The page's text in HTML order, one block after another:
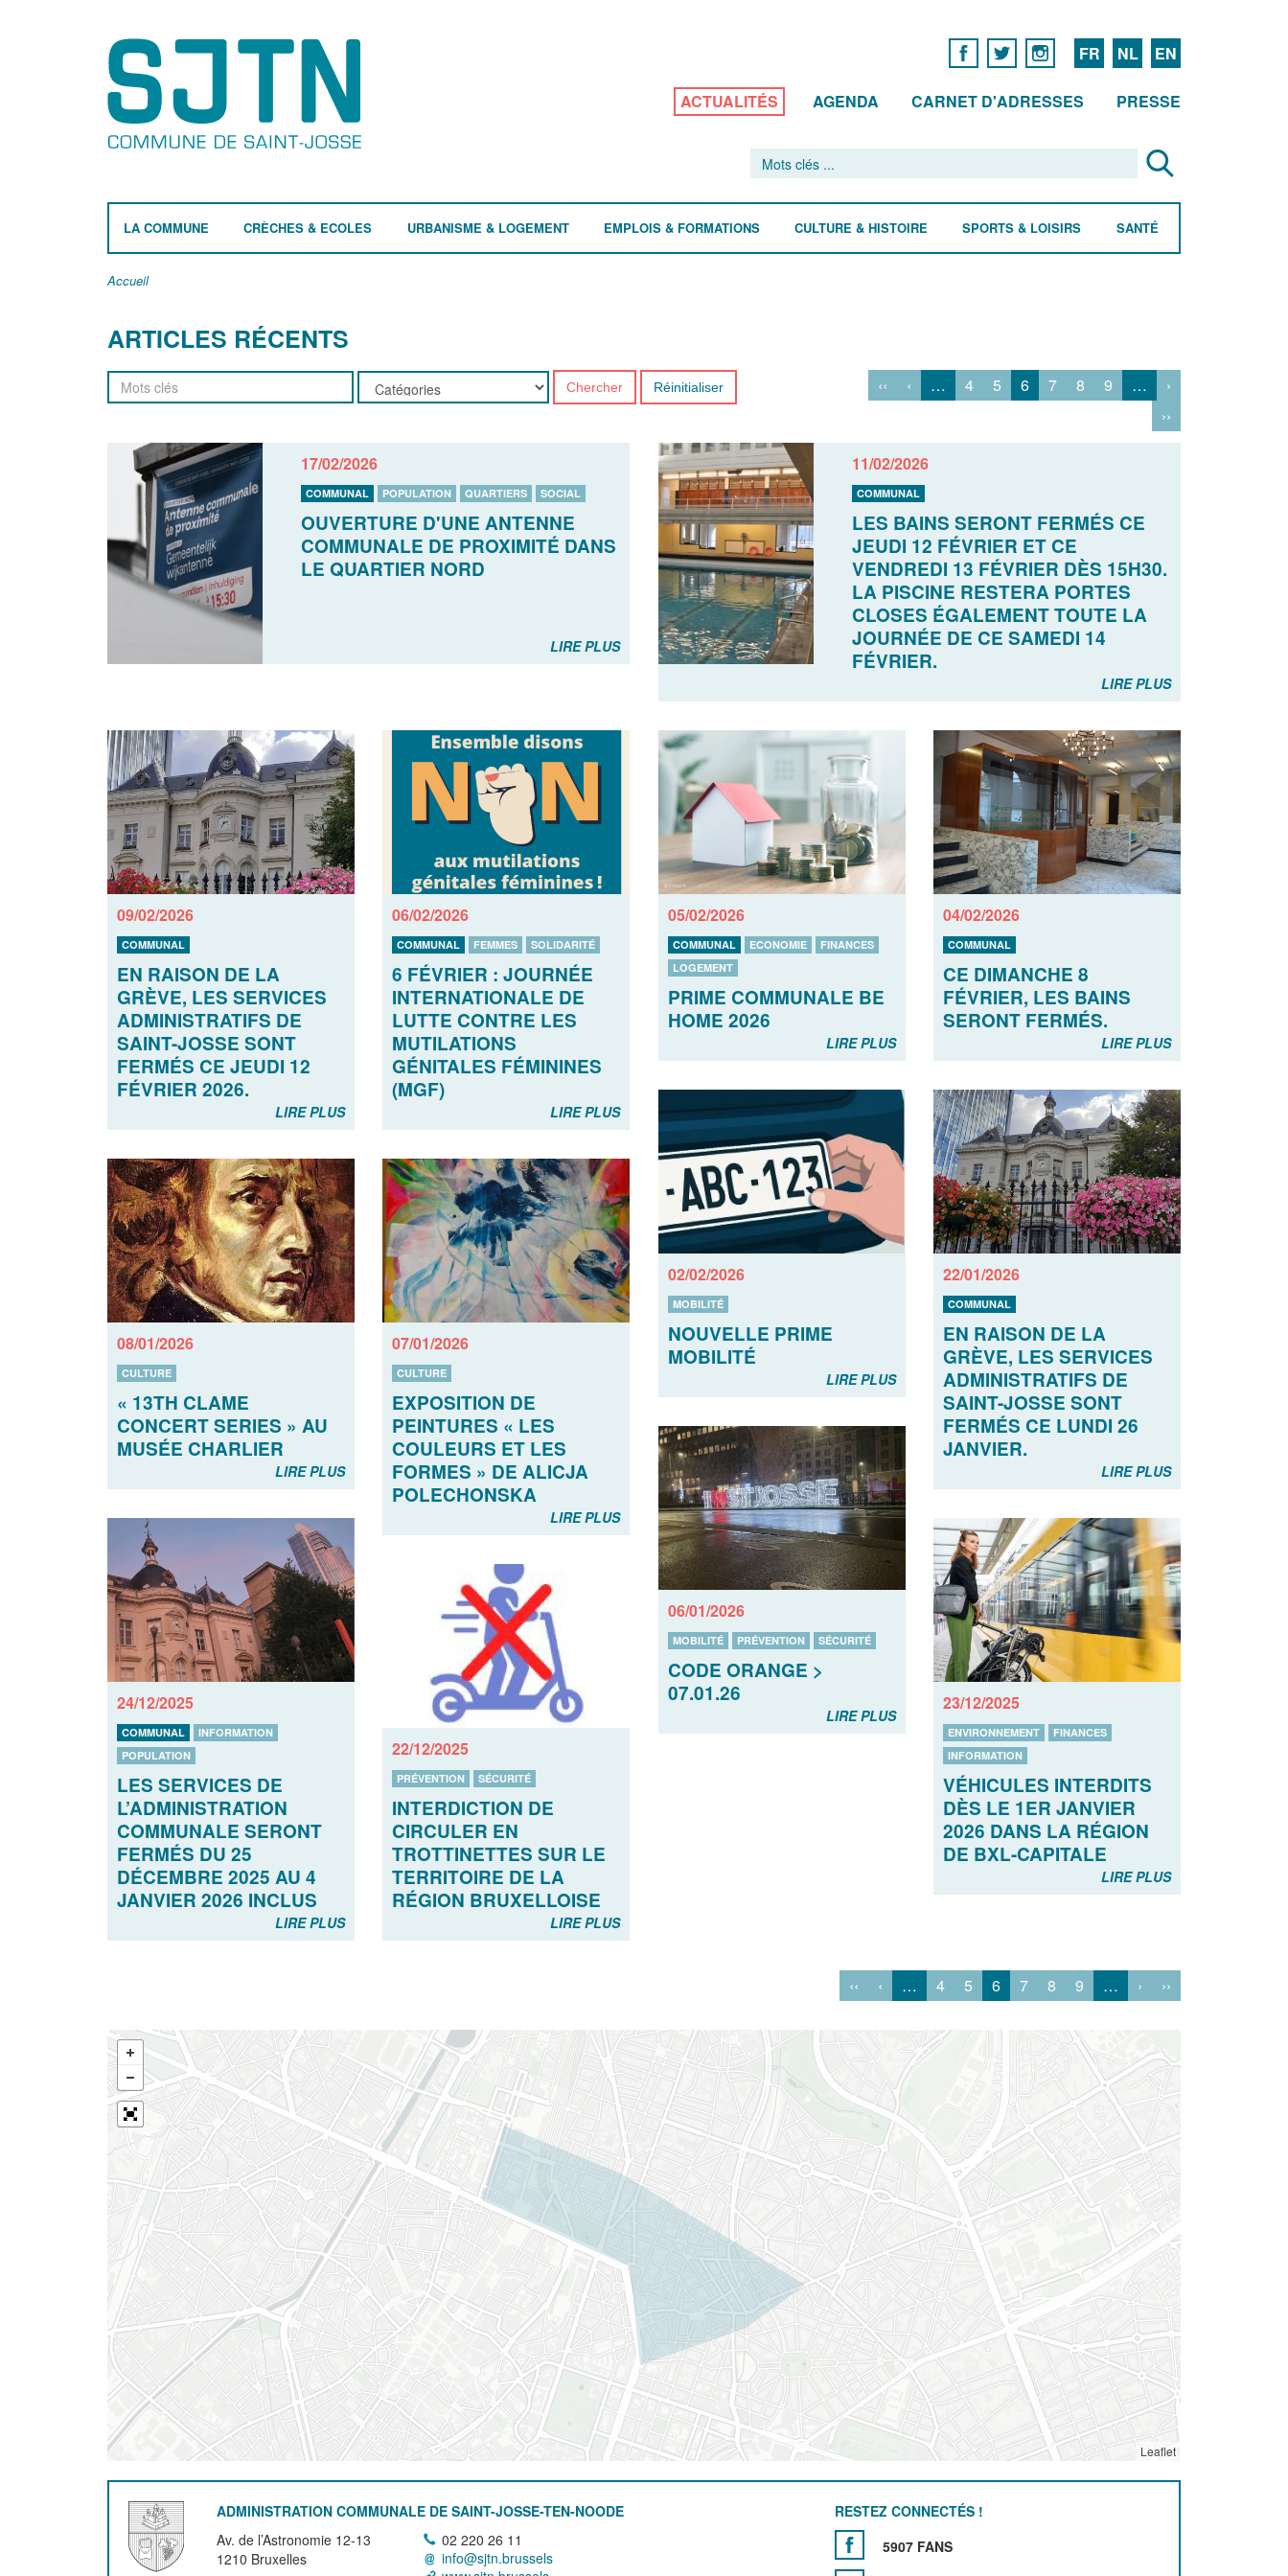
FR NL EN
ACTUALITÉS AGENDA CARNET D'ADRESSES PRESSE
LA COMMUNE CRÈCHES & ECOLES URBANISME & LOGEMENT EMPLOIS & FORMATIONS CULTURE & HISTOIRE SPORTS & LOISIRS SANTÉ
Accueil
ARTICLES RÉCENTS
Chercher Réinitialiser ‹‹ ‹ … 4 5 6 7 8 9 …
›
››
17/02/2026
COMMUNAL POPULATION QUARTIERS SOCIAL
OUVERTURE D'UNE ANTENNE
COMMUNALE DE PROXIMITÉ DANS
LE QUARTIER NORD
LIRE PLUS
11/02/2026
COMMUNAL
LES BAINS SERONT FERMÉS CE
JEUDI 12 FÉVRIER ET CE
VENDREDI 13 FÉVRIER DÈS 15H30.
LA PISCINE RESTERA PORTES
CLOSES ÉGALEMENT TOUTE LA
JOURNÉE DE CE SAMEDI 14
FÉVRIER.
LIRE PLUS
09/02/2026
COMMUNAL
EN RAISON DE LA
GRÈVE, LES SERVICES
ADMINISTRATIFS DE
SAINT-JOSSE SONT
FERMÉS CE JEUDI 12
FÉVRIER 2026.
LIRE PLUS
06/02/2026
COMMUNAL FEMMES SOLIDARITÉ
6 FÉVRIER : JOURNÉE
INTERNATIONALE DE
LUTTE CONTRE LES
MUTILATIONS
GÉNITALES FÉMININES
(MGF)
LIRE PLUS
05/02/2026
COMMUNAL ECONOMIE
FINANCES
LOGEMENT
PRIME COMMUNALE BE
HOME 2026
LIRE PLUS
04/02/2026
COMMUNAL
CE DIMANCHE 8
FÉVRIER, LES BAINS
SERONT FERMÉS.
LIRE PLUS
02/02/2026
MOBILITÉ
NOUVELLE PRIME
MOBILITÉ
LIRE PLUS
22/01/2026
COMMUNAL
EN RAISON DE LA
GRÈVE, LES SERVICES
ADMINISTRATIFS DE
SAINT-JOSSE SONT
FERMÉS CE LUNDI 26
JANVIER.
LIRE PLUS
08/01/2026
CULTURE
« 13TH CLAME
CONCERT SERIES » AU
MUSÉE CHARLIER
LIRE PLUS
07/01/2026
CULTURE
EXPOSITION DE
PEINTURES « LES
COULEURS ET LES
FORMES » DE ALICJA
POLECHONSKA
LIRE PLUS
06/01/2026
MOBILITÉ PRÉVENTION SÉCURITÉ
CODE ORANGE >
07.01.26
LIRE PLUS
24/12/2025
COMMUNAL
INFORMATION
POPULATION
LES SERVICES DE
L’ADMINISTRATION
COMMUNALE SERONT
FERMÉS DU 25
DÉCEMBRE 2025 AU 4
JANVIER 2026 INCLUS
LIRE PLUS
23/12/2025
ENVIRONNEMENT
FINANCES
INFORMATION
VÉHICULES INTERDITS
DÈS LE 1ER JANVIER
2026 DANS LA RÉGION
DE BXL-CAPITALE
LIRE PLUS
22/12/2025
PRÉVENTION SÉCURITÉ
INTERDICTION DE
CIRCULER EN
TROTTINETTES SUR LE
TERRITOIRE DE LA
RÉGION BRUXELLOISE
LIRE PLUS
‹‹ ‹ … 4 5 6 7 8 9 … › ››
Leaflet
ADMINISTRATION COMMUNALE DE SAINT-JOSSE-TEN-NOODE
Av. de l’Astronomie 12-13
1210 Bruxelles
02 220 26 11
info@sjtn.brussels
RESTEZ CONNECTÉS !
5907 FANS